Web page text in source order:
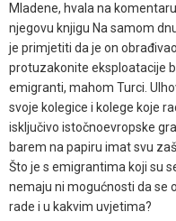
Mladene, hvala na
njegovu knjigu Na samom
je primjetiti da je on
protuzakonite eksploatacije
emigranti, mahom Turci.
svoje kolegice i kolege koje
isključivo istočnoevropske
barem na papiru imat svu
Što je s emigrantima koji su
nemaju ni mogućnosti da se
rade i u kakvim uvjetima?